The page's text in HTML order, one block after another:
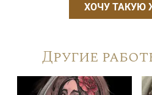
ХОЧУ ТАКУЮ
Другие